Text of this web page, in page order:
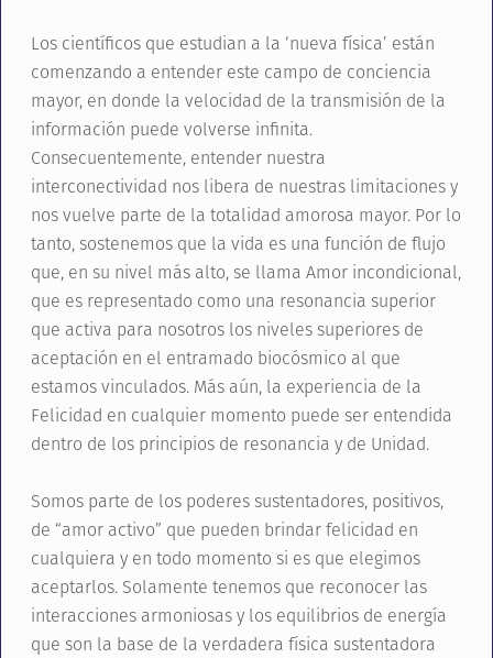
Los científicos que estudian a la ‘nueva física’ están
comenzando a entender este campo de conciencia
mayor, en donde la velocidad de la transmisión de la
información puede volverse infinita.
Consecuentemente, entender nuestra
interconectividad nos libera de nuestras limitaciones y
nos vuelve parte de la totalidad amorosa mayor. Por lo
tanto, sostenemos que la vida es una función de flujo
que, en su nivel más alto, se llama Amor incondicional,
que es representado como una resonancia superior
que activa para nosotros los niveles superiores de
aceptación en el entramado biocósmico al que
estamos vinculados. Más aún, la experiencia de la
Felicidad en cualquier momento puede ser entendida
dentro de los principios de resonancia y de Unidad.
Somos parte de los poderes sustentadores, positivos,
de “amor activo” que pueden brindar felicidad en
cualquiera y en todo momento si es que elegimos
aceptarlos. Solamente tenemos que reconocer las
interacciones armoniosas y los equilibrios de energía
que son la base de la verdadera física sustentadora